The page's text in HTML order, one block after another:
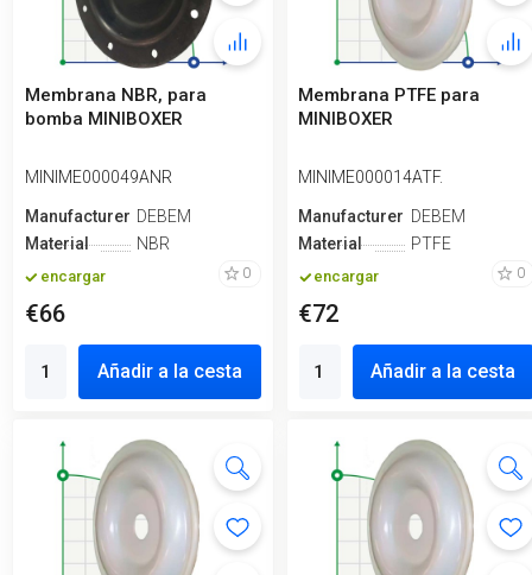
Membrana NBR, para
bomba MINIBOXER
MINIME000049ANR
ManufactureroDEBEM
Material
NBR
encargar 0
€66
Añadir a la cesta
Membrana PTFE para
MINIBOXER
MINIME000014ATF.
ManufactureroDEBEM
Material
PTFE
encargar 0
€72
Añadir a la cesta